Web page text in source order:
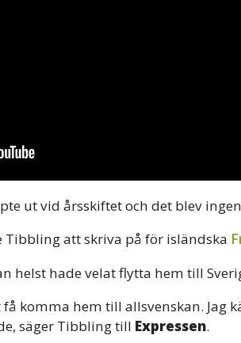
ut vid årsskiftet och det blev
Tibbling att skriva på för isländska
helst hade velat flytta hem till
komma hem till allsvenskan. Jag
säger Tibbling till Expressen.